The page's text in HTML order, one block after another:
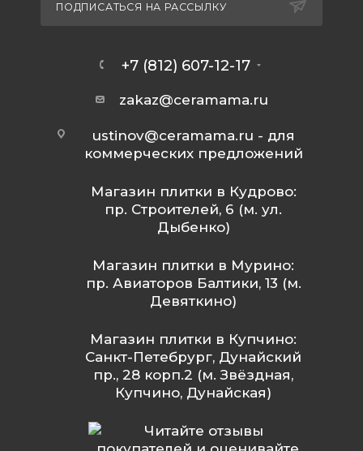
ПОДПИСАТЬСЯ НА РАССЫЛКУ
+7 (812) 607-12-17
zakaz@ceramama.ru
ustinov@ceramama.ru - для
коммерческих предложений
Магазин плитки в Кудрово:
пр. Строителей, 6 (м. ул.
Дыбенко)
Магазин плитки в Мурино:
пр. Авиаторов Балтики, 13 (м.
Девяткино)
Магазин плитки в Купчино:
Санкт-Петебрург, Дунайский
пр., 28 корп.2 (м. Звёздная,
Купчино, Дунайская)